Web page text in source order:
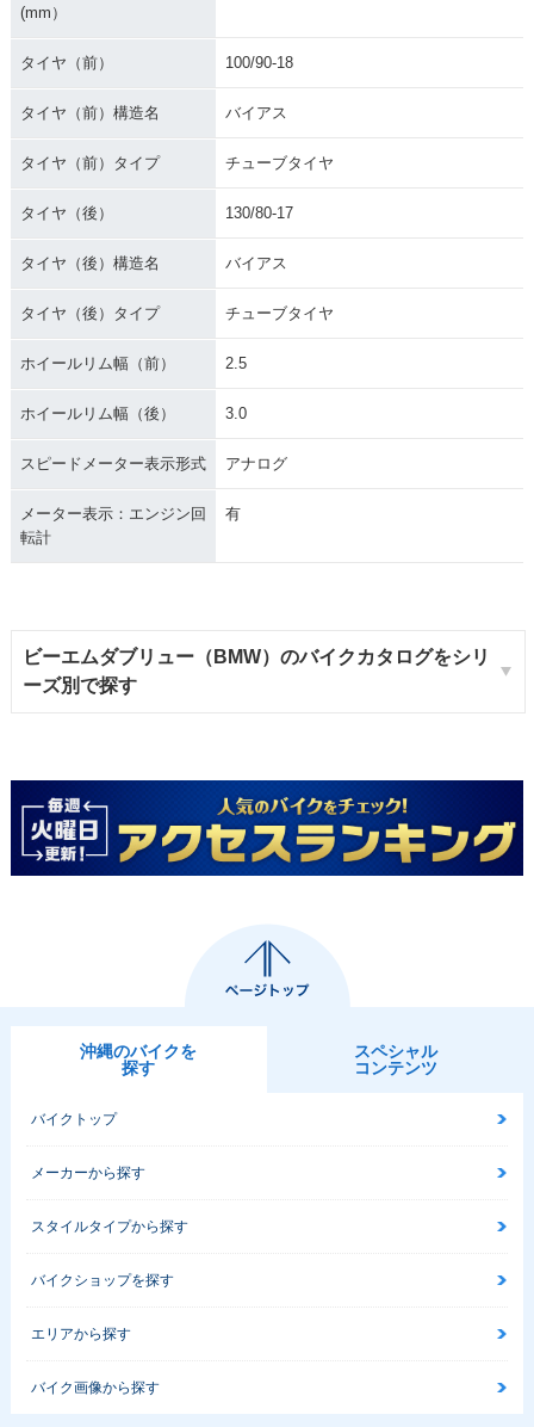
(mm）
タイヤ（前） 100/90-18
タイヤ（前）構造名 バイアス
タイヤ（前）タイプ チューブタイヤ
タイヤ（後） 130/80-17
タイヤ（後）構造名 バイアス
タイヤ（後）タイプ チューブタイヤ
ホイールリム幅（前） 2.5
ホイールリム幅（後） 3.0
スピードメーター表示形式 アナログ
メーター表示：エンジン回
転計
有
ビーエムダブリュー（BMW）のバイクカタログをシリ
ーズ別で探す
沖縄のバイクを
探す
スペシャル
コンテンツ
バイクトップ
メーカーから探す
スタイルタイプから探す
バイクショップを探す
エリアから探す
バイク画像から探す